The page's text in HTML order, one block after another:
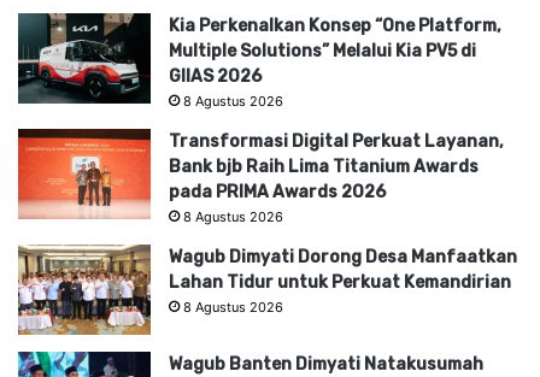
Kia Perkenalkan Konsep “One Platform,
Multiple Solutions” Melalui Kia PV5 di
GIIAS 2026
8 Agustus 2026
Transformasi Digital Perkuat Layanan,
Bank bjb Raih Lima Titanium Awards
pada PRIMA Awards 2026
8 Agustus 2026
Wagub Dimyati Dorong Desa Manfaatkan
Lahan Tidur untuk Perkuat Kemandirian
8 Agustus 2026
Wagub Banten Dimyati Natakusumah